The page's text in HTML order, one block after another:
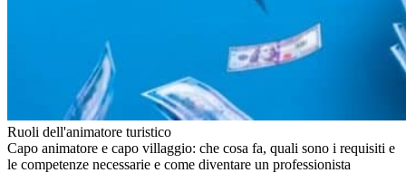
Ruoli dell'animatore turistico
Capo animatore e capo villaggio: che cosa fa, quali sono i requisiti e
le competenze necessarie e come diventare un professionista